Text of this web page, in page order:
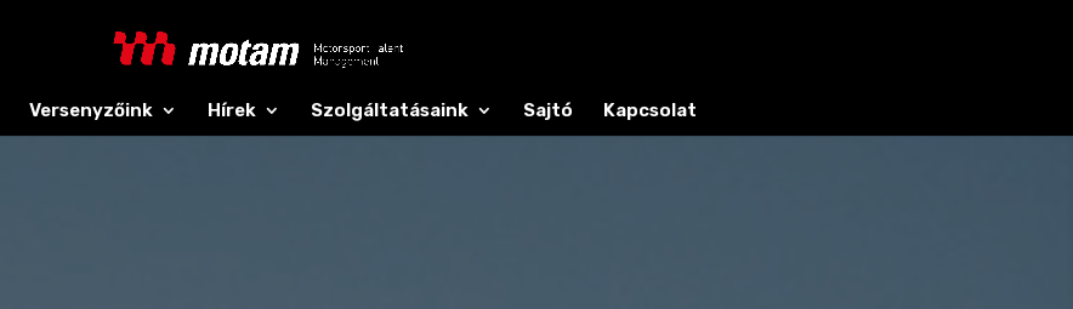
Versenyzőink Hírek Szolgáltatásaink Sajtó Kapcsolat